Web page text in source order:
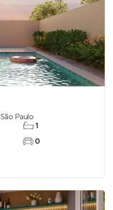
São Paulo
1
0